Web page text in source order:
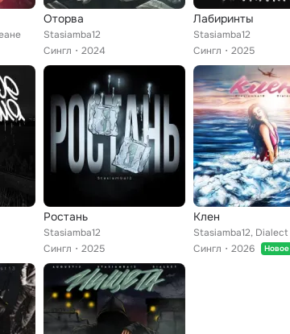
Оторва
Stasiamba12
Сингл
2024
Лабиринты
Stasiamba12
Сингл
2025
Ростань
Stasiamba12
Сингл
2025
Клен
Stasiamba12, Dialect
Сингл
2026 Новое